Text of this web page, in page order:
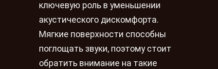
ключевую роль в уменьшении
акустического дискомфорта.
Мягкие поверхности способны
поглощать звуки, поэтому стоит
обратить внимание на такие